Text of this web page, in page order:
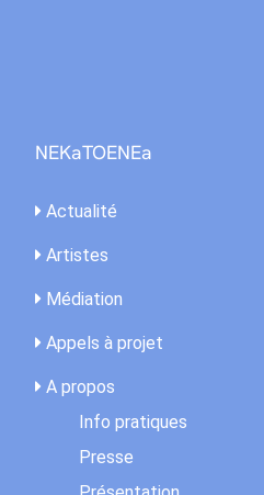
NEKaTOENEa
Actualité
Artistes
Médiation
Appels à projet
A propos
Info pratiques
Presse